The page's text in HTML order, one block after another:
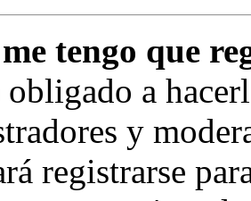
tengo que
obligado a
y
registrarse